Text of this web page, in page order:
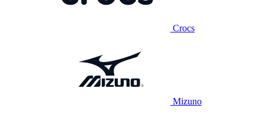
Crocs
Mizuno